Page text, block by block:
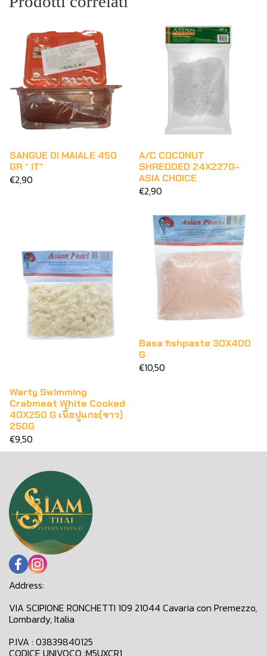
SANGUE DI MAIALE 450
GR * IT*
€2,90
A/C COCONUT
SHREDDED 24X227G-
ASIA CHOICE
€2,90
Warty Swimming
Crabmeat White Cooked
40X250 G เนื้อปูแกะ(ขาว)
250G
€9,50
Basa fishpaste 30X400
G
€10,50
Address:
VIA SCIPIONE RONCHETTI 109 21044 Cavaria con Premezzo,
Lombardy, Italia
P.IVA : 03839840125
CODICE UNIVOCO :M5UXCR1